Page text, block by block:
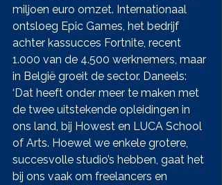
miljoen euro omzet. Internationaal
ontsloeg Epic Games, het bedrijf
achter kassucces Fortnite, recent
1.000 van de 4.500 werknemers, maar
in België groeit de sector. Daneels:
‘Dat heeft onder meer te maken met
de twee uitstekende opleidingen in
ons land, bij Howest en LUCA School
of Arts. Hoewel we enkele grotere,
succesvolle studio’s hebben, gaat het
bij ons vaak om freelancers en